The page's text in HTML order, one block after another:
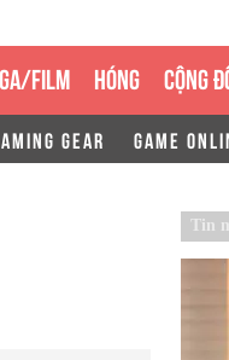
FILM HÓNG CỘNG
GEAR GAME
Tin